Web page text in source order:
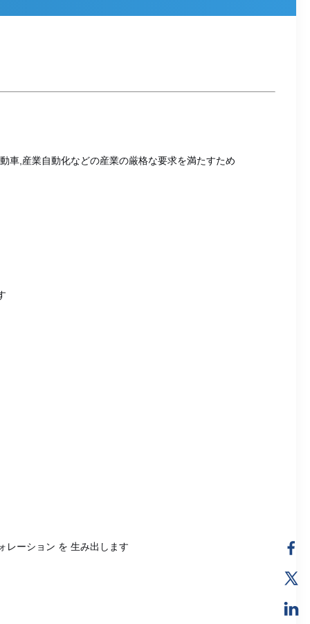
車,産業自動化などの産業の厳格な要求を満たすため
レーション を 生み出します